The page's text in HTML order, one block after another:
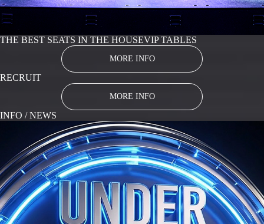
THE BEST SEATS IN THE HOUSEVIP TABLES
MORE INFO
RECRUIT
MORE INFO
INFO / NEWS